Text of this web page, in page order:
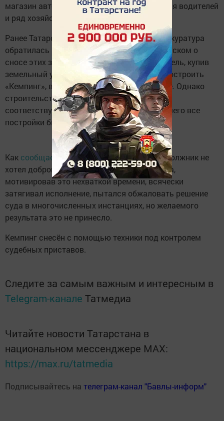
магазин автозапчастей, комната отдыха для водителей
и ряд хозяйственных построек.
Ранее Татарстанская природоохранная прокуратура
обратилась в Ютазинский районный суд с иском о
сносе этих зданий. Местный предприниматель, купив
земельный участок вдоль трассы, решил построить
«Кемпинг», ведь дорога - место прибыльное. Однако
строительство не было согласовано с
соответствующими органами, вследствие чего все
постройки были признаны незаконными.
Как сообщает
пресс-служба УФССП по РТ, должник не
хотел добровольно исполнять решение суда,
мотивировав это нехваткой времени, всячески
затягивал исполнение, пытался обжаловать решение
суда в многочисленных инстанциях, но желаемого
результата это не принесло.
Кемпинг снесён с помощью техники под контролем
судебных приставов.
Следите за самым важным и интересным в
Telegram-канале Татмедиа
Читайте новости Татарстана в
национальном мессенджере MАХ:
https://max.ru/tatmedia
Подписывайтесь на телеграм-канал "Бавлы-информ"